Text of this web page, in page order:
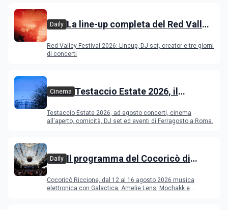
Daily La line-up completa del Red Valley
Red Valley Festival 2026: Lineup, DJ set, creator e tre giorni
di concerti
Cinema Testaccio Estate 2026, il
Ferragosto
Testaccio Estate 2026, ad agosto concerti, cinema
all'aperto, comicità, DJ set ed eventi di Ferragosto a Roma.
Daily Il programma del Cocoricò di
Cocoricò Riccione, dal 12 al 16 agosto 2026 musica
elettronica con Galactica, Amelie Lens, Mochakk e